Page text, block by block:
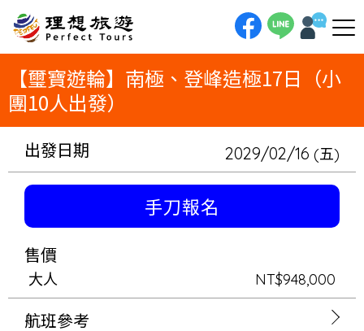
入住全陽台套房，享受無微不至的管家服務，以最私密、最尊榮的方式，完成一生一次的夢想。
【璽寶遊輪】南極、登峰造極17日（小
團10人出發）
出發日期 2029/02/16 (五)
手刀報名
售價
大人 NT$948,000
航班參考